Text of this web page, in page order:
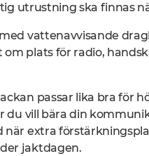
utrustning ska finnas
vattenavvisande
plats för radio,
passar lika bra för
du vill bära din
extra
jaktdagen.